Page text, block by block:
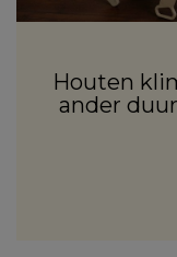
Houten
ander